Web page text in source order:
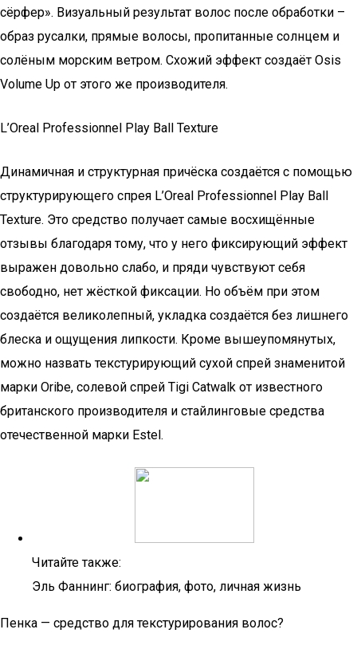
сёрфер». Визуальный результат волос после обработки –
образ русалки, прямые волосы, пропитанные солнцем и
солёным морским ветром. Схожий эффект создаёт Osis
Volume Up от этого же производителя.
L’Oreal Professionnel Play Ball Texture
Динамичная и структурная причёска создаётся с помощью
структурирующего спрея L’Oreal Professionnel Play Ball
Texture. Это средство получает самые восхищённые
отзывы благодаря тому, что у него фиксирующий эффект
выражен довольно слабо, и пряди чувствуют себя
свободно, нет жёсткой фиксации. Но объём при этом
создаётся великолепный, укладка создаётся без лишнего
блеска и ощущения липкости. Кроме вышеупомянутых,
можно назвать текстурирующий сухой спрей знаменитой
марки Оribe, солевой спрей Tigi Catwalk от известного
британского производителя и стайлинговые средства
отечественной марки Estel.
Читайте также:
Эль Фаннинг: биография, фото, личная жизнь
Пенка — средство для текстурирования волос?